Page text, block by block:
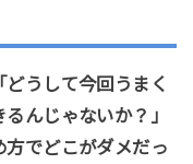
「どうして今回うまく
んじゃないか？」
方でどこがダメだっ